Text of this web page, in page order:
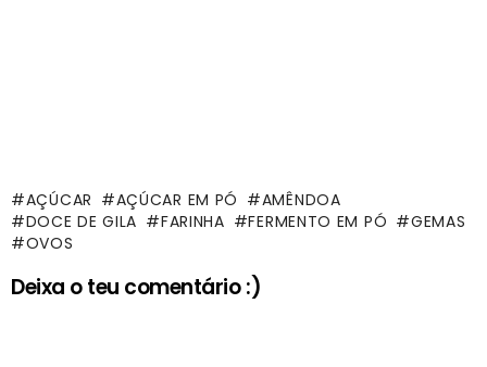
AÇÚCAR AÇÚCAR EM PÓ
AMÊNDOA
DOCE DE GILA
FARINHA FERMENTO EM PÓ
GEMAS
OVOS
Deixa o teu comentário :)